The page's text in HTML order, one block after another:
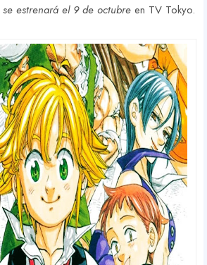
se estrenará el 9 de octubre en TV Tokyo.